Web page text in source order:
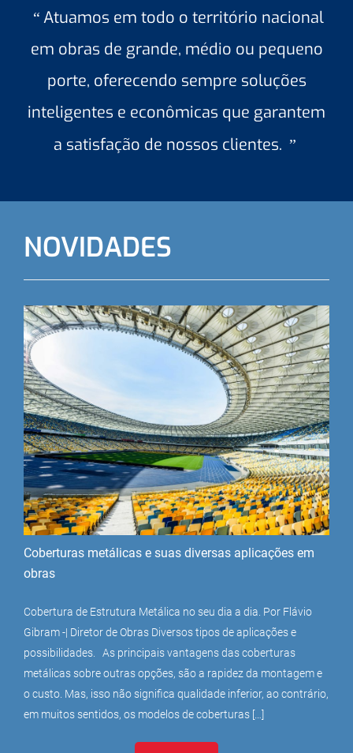
“ Atuamos em todo o território nacional
em obras de grande, médio ou pequeno
porte, oferecendo sempre soluções
inteligentes e econômicas que garantem
a satisfação de nossos clientes. ”
NOVIDADES
Coberturas metálicas e suas diversas aplicações em
obras
Cobertura de Estrutura Metálica no seu dia a dia. Por Flávio
Gibram -| Diretor de Obras Diversos tipos de aplicações e
possibilidades. As principais vantagens das coberturas
metálicas sobre outras opções, são a rapidez da montagem e
o custo. Mas, isso não significa qualidade inferior, ao contrário,
em muitos sentidos, os modelos de coberturas […]